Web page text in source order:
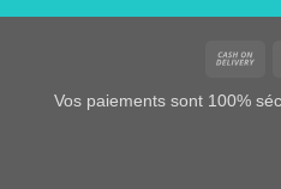
Vos paiements sont 100%